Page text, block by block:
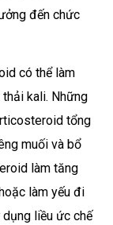
đến chức
có thể làm
kali. Những
tổng
muối và bổ
làm tăng
làm yếu đi
liều ức chế